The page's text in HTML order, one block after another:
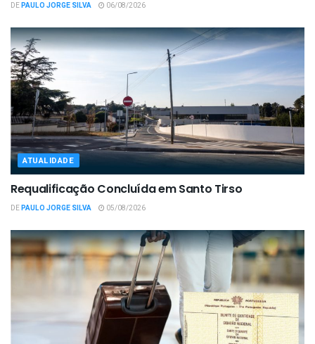
DEPAULO JORGE SILVA 06/08/2026
ATUALIDADE
Requalificação Concluída em Santo Tirso
DEPAULO JORGE SILVA 05/08/2026